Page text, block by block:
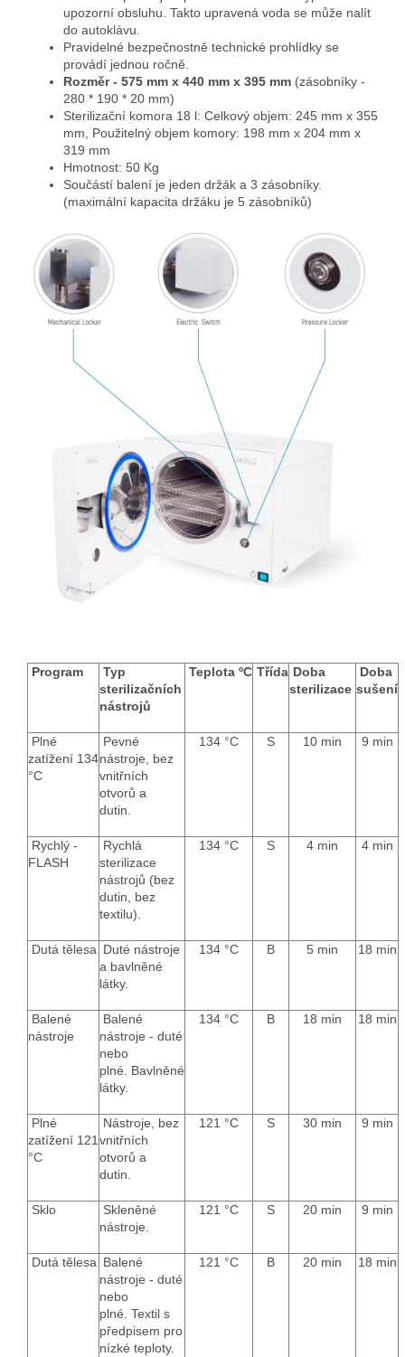
upozorní obsluhu. Takto upravená voda se může nalít
do autoklávu.
Pravidelné bezpečnostně technické prohlídky se
provádí jednou ročně.
Rozměr - 575 mm x 440 mm x 395 mm (zásobníky -
280 * 190 * 20 mm)
Sterilizační komora 18 l: Celkový objem: 245 mm x 355
mm, Použitelný objem komory: 198 mm x 204 mm x
319 mm
Hmotnost: 50 Kg
Součástí balení je jeden držák a 3 zásobníky.
(maximální kapacita držáku je 5 zásobníků)
Program
Typ
sterilizačních
nástrojů
Teplota ºС Třída Doba
sterilizace
Doba
sušení
Plné
zatížení 134
°C
Pevné
nástroje, bez
vnitřních
otvorů a
dutin.
134 °C S 10 min 9 min
Rychlý -
FLASH
Rychlá
sterilizace
nástrojů (bez
dutin, bez
textilu).
134 °C S 4 min 4 min
Dutá tělesa Duté nástroje
a bavlněné
látky.
134 °C B 5 min 18 min
Balené
nástroje
Balené
nástroje - duté
nebo
plné. Bavlněné
látky.
134 °C B 18 min 18 min
Plné
zatížení 121
°C
Nástroje, bez
vnitřních
otvorů a
dutin.
121 °C S 30 min 9 min
Sklo
Skleněné
nástroje.
121 °C S 20 min 9 min
Dutá tělesa Balené
nástroje - duté
nebo
plné. Textil s
předpisem pro
nízké teploty.
121 °C B 20 min 18 min